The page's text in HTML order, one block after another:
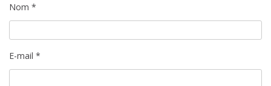
Nom *
E-mail *